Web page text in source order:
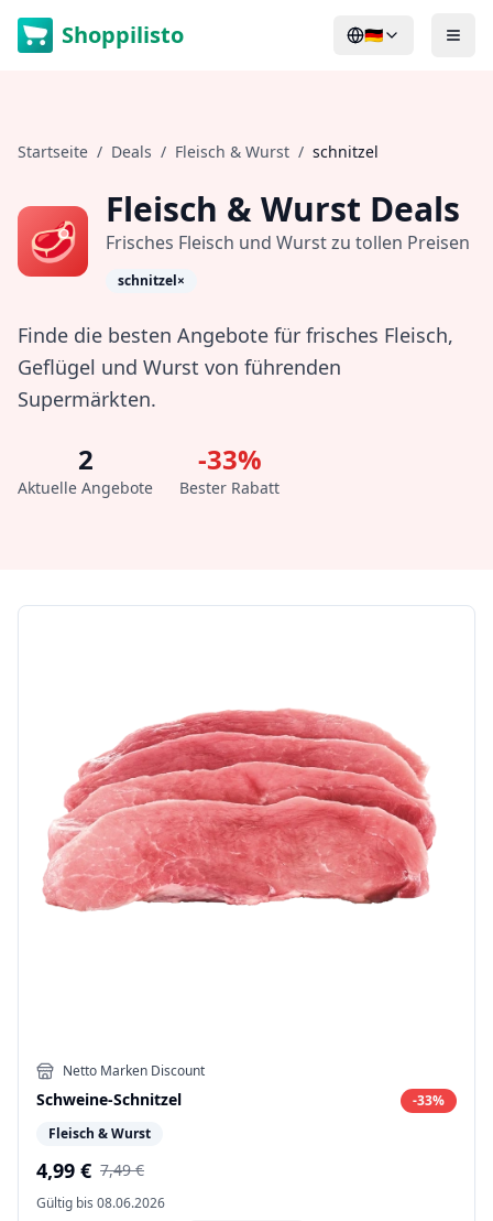
Shoppilisto 🇩🇪
Startseite / Deals / Fleisch & Wurst / schnitzel
🥩
Fleisch & Wurst Deals
Frisches Fleisch und Wurst zu tollen Preisen
schnitzel×
Finde die besten Angebote für frisches Fleisch,
Geflügel und Wurst von führenden
Supermärkten.
2
Aktuelle Angebote
-33%
Bester Rabatt
Netto Marken Discount
Schweine-Schnitzel -33%
Fleisch & Wurst
4,99 € 7,49 €
Gültig bis 08.06.2026